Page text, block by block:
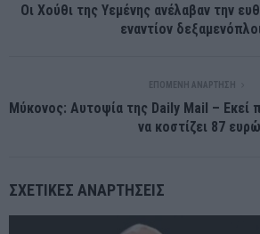
Οι Χούθι της Υεμένης ανέλαβαν την
εναντίον
ΕΠΌΜΕΝΗ ΑΝΆΡΤΗΣΗ
Μύκονος: Αυτοψία της Daily Mail – Εκεί
να κοστίζει 87 ευρώ
ΣΧΕΤΙΚΈΣ ΑΝΑΡΤΉΣΕΙΣ